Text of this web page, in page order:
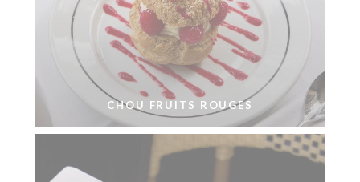
CHOU FRUITS ROUGES